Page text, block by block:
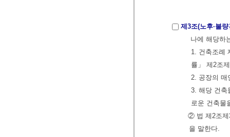
제3조(노후·불
나에 해당하
1. 건축조례
률」 제2조
2. 공장의 매
3. 해당 건축
로운 건축물
② 법 제2조제
을 말한다.